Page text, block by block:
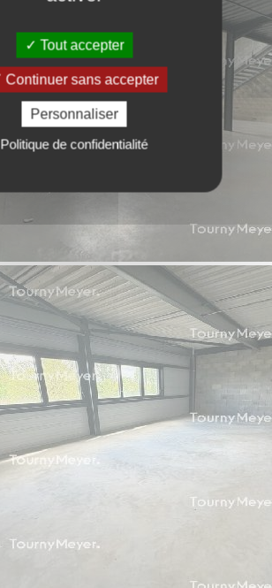
Tout accepter
Continuer sans accepter
Personnaliser
Politique de confidentialité